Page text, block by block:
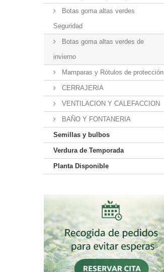
Botas goma altas verdes
Seguridad
Botas goma altas verdes de
invierno
Mamparas y Rótulos de protección
CERRAJERIA
VENTILACION Y CALEFACCION
BAÑO Y FONTANERIA
Semillas y bulbos
Verdura de Temporada
Planta Disponible